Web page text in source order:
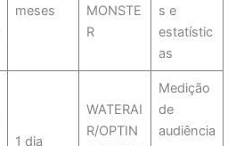
meses
MONSTE
R
s e
estatístic
as
1 dia
WATERAI
R/OPTIN
Medição
de
audiência